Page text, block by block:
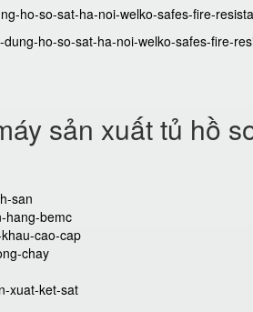
ho-so-sat-ha-noi-welko-safes-fire-
ho-so-sat-ha-noi-welko-safes-fire-
sản xuất tủ hồ
san
hang-bemc
cao-cap
chay
xuat-ket-sat